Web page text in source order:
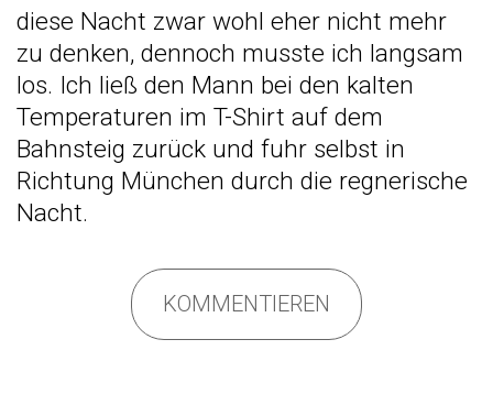
diese Nacht zwar wohl eher nicht mehr
zu denken, dennoch musste ich langsam
los. Ich ließ den Mann bei den kalten
Temperaturen im T-Shirt auf dem
Bahnsteig zurück und fuhr selbst in
Richtung München durch die regnerische
Nacht.
KOMMENTIEREN